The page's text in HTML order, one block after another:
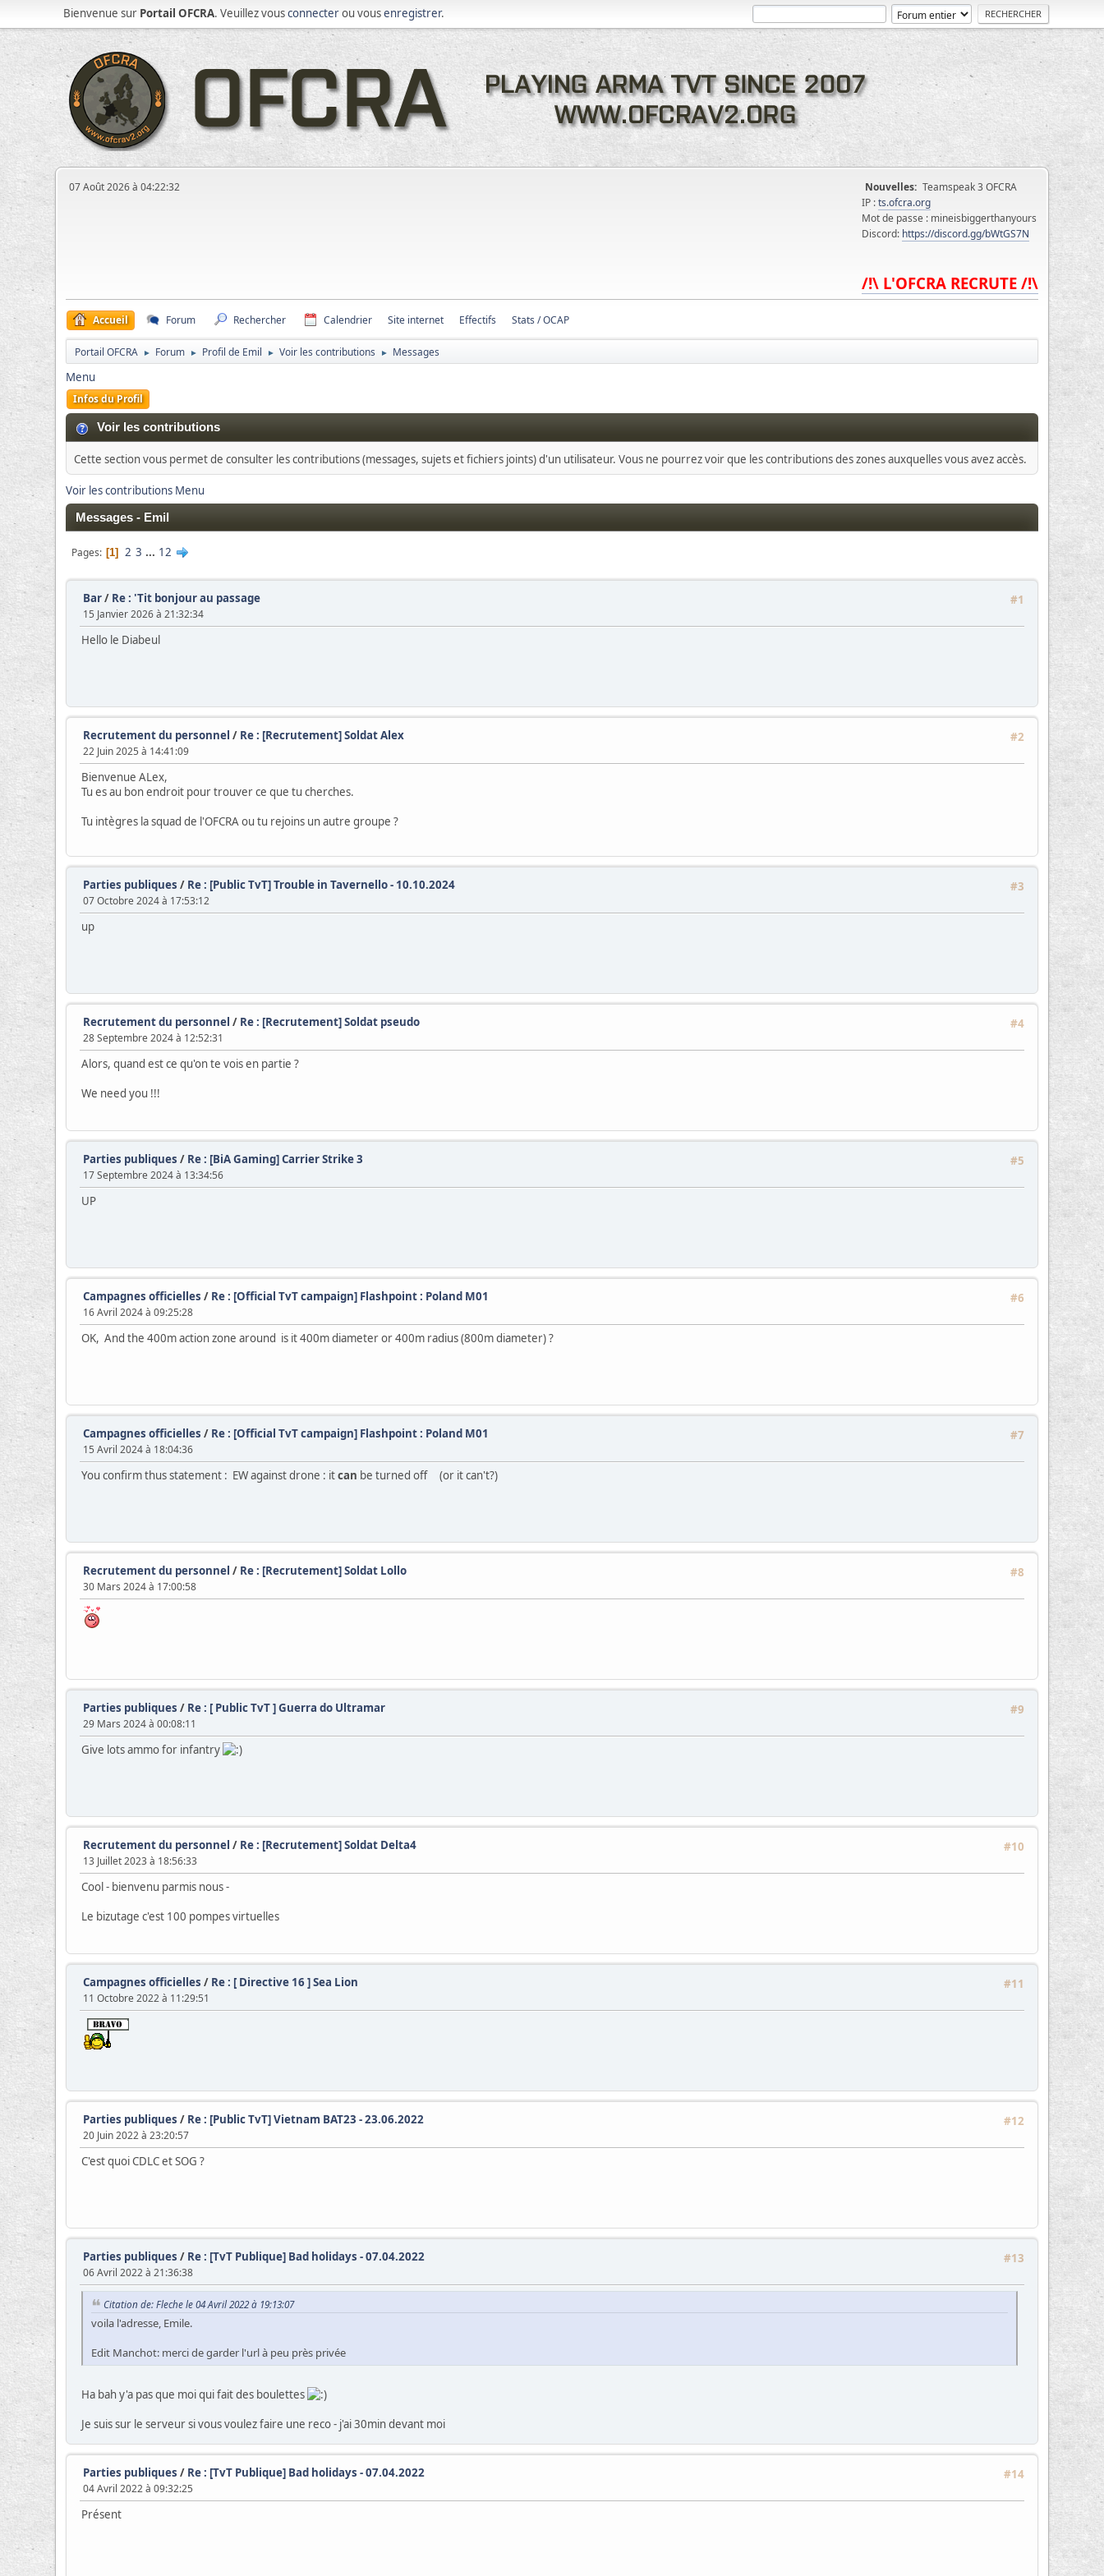
Bienvenue sur Portail OFCRA. Veuillez vousconnecterou vousenregistrer.
07 Août 2026 à 04:22:32 Nouvelles: Teamspeak 3 OFCRA
IP :ts.ofcra.org
Mot de passe : mineisbiggerthanyours
Discord: https://discord.gg/bWtGS7N
/!\ L'OFCRA RECRUTE /!\
Accueil Forum Rechercher Calendrier Site internet Effectifs Stats / OCAP
Portail OFCRA ► Forum ► Profil de Emil ► Voir les contributions ► Messages
Menu
Infos du Profil
Voir les contributions
Cette section vous permet de consulter les contributions (messages, sujets et fichiers joints) d'un utilisateur. Vous ne pourrez voir que les contributions des zones auxquelles vous avez accès.
Voir les contributions Menu
Messages - Emil
Pages 1 2 3 ... 12
#1
Bar/ Re : 'Tit bonjour au passage
15 Janvier 2026 à 21:32:34
Hello le Diabeul
#2
Recrutement du personnel / Re : [Recrutement] Soldat Alex
22 Juin 2025 à 14:41:09
Bienvenue ALex,
Tu es au bon endroit pour trouver ce que tu cherches.
Tu intègres la squad de l'OFCRA ou tu rejoins un autre groupe ?
#3
Parties publiques / Re : [Public TvT] Trouble in Tavernello - 10.10.2024
07 Octobre 2024 à 17:53:12
up
#4
Recrutement du personnel / Re : [Recrutement] Soldat pseudo
28 Septembre 2024 à 12:52:31
Alors, quand est ce qu'on te vois en partie ?
We need you !!!
#5
Parties publiques / Re : [BiA Gaming] Carrier Strike 3
17 Septembre 2024 à 13:34:56
UP
#6
Campagnes officielles / Re : [Official TvT campaign] Flashpoint : Poland M01
16 Avril 2024 à 09:25:28
OK, And the 400m action zone around is it 400m diameter or 400m radius (800m diameter) ?
#7
Campagnes officielles / Re : [Official TvT campaign] Flashpoint : Poland M01
15 Avril 2024 à 18:04:36
You confirm thus statement : EW against drone : itcan be turned off (or it can't?)
#8
Recrutement du personnel / Re : [Recrutement] Soldat Lollo
30 Mars 2024 à 17:00:58
#9
Parties publiques / Re : [ Public TvT ] Guerra do Ultramar
29 Mars 2024 à 00:08:11
Give lots ammo for infantry
#10
Recrutement du personnel / Re : [Recrutement] Soldat Delta4
13 Juillet 2023 à 18:56:33
Cool - bienvenu parmis nous -
Le bizutage c'est 100 pompes virtuelles
#11
Campagnes officielles / Re : [ Directive 16 ] Sea Lion
11 Octobre 2022 à 11:29:51
#12
Parties publiques / Re : [Public TvT] Vietnam BAT23 - 23.06.2022
20 Juin 2022 à 23:20:57
C'est quoi CDLC et SOG ?
#13
Parties publiques / Re : [TvT Publique] Bad holidays - 07.04.2022
06 Avril 2022 à 21:36:38
Citation de: Fleche le 04 Avril 2022 à 19:13:07
voila l'adresse, Emile.
Edit Manchot: merci de garder l'url à peu près privée
Ha bah y'a pas que moi qui fait des boulettes
Je suis sur le serveur si vous voulez faire une reco - j'ai 30min devant moi
#14
Parties publiques / Re : [TvT Publique] Bad holidays - 07.04.2022
04 Avril 2022 à 09:32:25
Présent